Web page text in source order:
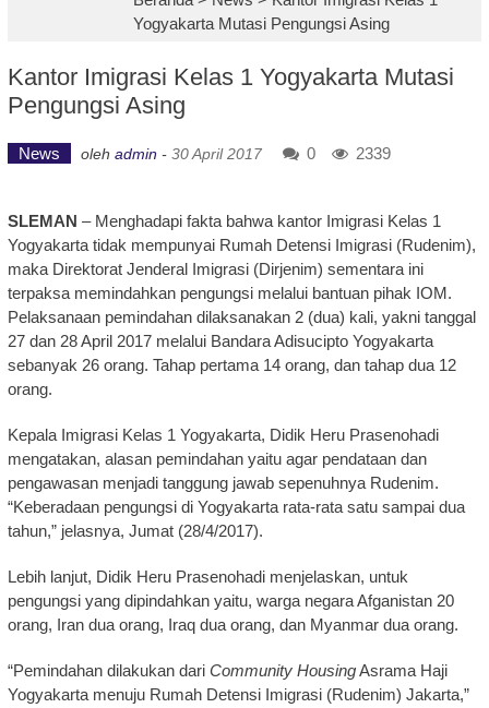
Yogyakarta Mutasi Pengungsi Asing
Kantor Imigrasi Kelas 1 Yogyakarta Mutasi
Pengungsi Asing
News oleh admin - 30 April 2017 0 2339
SLEMAN – Menghadapi fakta bahwa kantor Imigrasi Kelas 1
Yogyakarta tidak mempunyai Rumah Detensi Imigrasi (Rudenim),
maka Direktorat Jenderal Imigrasi (Dirjenim) sementara ini
terpaksa memindahkan pengungsi melalui bantuan pihak IOM.
Pelaksanaan pemindahan dilaksanakan 2 (dua) kali, yakni tanggal
27 dan 28 April 2017 melalui Bandara Adisucipto Yogyakarta
sebanyak 26 orang. Tahap pertama 14 orang, dan tahap dua 12
orang.
Kepala Imigrasi Kelas 1 Yogyakarta, Didik Heru Prasenohadi
mengatakan, alasan pemindahan yaitu agar pendataan dan
pengawasan menjadi tanggung jawab sepenuhnya Rudenim.
“Keberadaan pengungsi di Yogyakarta rata-rata satu sampai dua
tahun,” jelasnya, Jumat (28/4/2017).
Lebih lanjut, Didik Heru Prasenohadi menjelaskan, untuk
pengungsi yang dipindahkan yaitu, warga negara Afganistan 20
orang, Iran dua orang, Iraq dua orang, dan Myanmar dua orang.
“Pemindahan dilakukan dari Community HousingAsrama Haji
Yogyakarta menuju Rumah Detensi Imigrasi (Rudenim) Jakarta,”